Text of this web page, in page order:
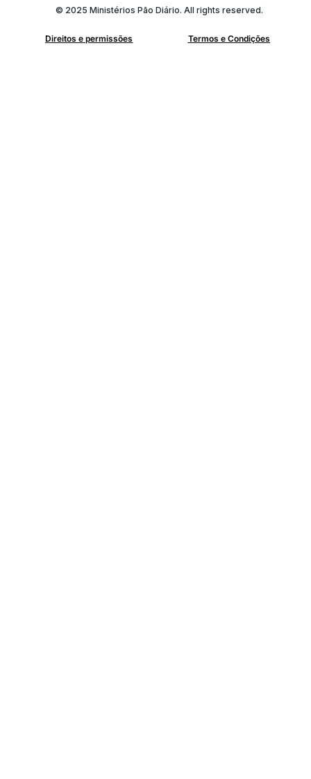
© 2025 Ministérios Pão Diário. All rights reserved.
Direitos e permissões Termos e Condições